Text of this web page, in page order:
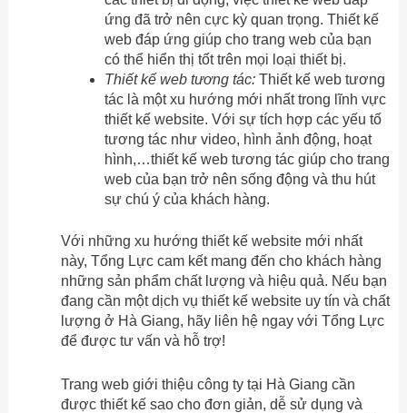
ứng đã trở nên cực kỳ quan trọng. Thiết kế
web đáp ứng giúp cho trang web của bạn
có thể hiển thị tốt trên mọi loại thiết bị.
Thiết kế web tương tác:Thiết kế web tương
tác là một xu hướng mới nhất trong lĩnh vực
thiết kế website. Với sự tích hợp các yếu tố
tương tác như video, hình ảnh động, hoạt
hình,…thiết kế web tương tác giúp cho trang
web của bạn trở nên sống động và thu hút
sự chú ý của khách hàng.
Với những xu hướng thiết kế website mới nhất
này, Tổng Lực cam kết mang đến cho khách hàng
những sản phẩm chất lượng và hiệu quả. Nếu bạn
đang cần một dịch vụ thiết kế website uy tín và chất
lượng ở Hà Giang, hãy liên hệ ngay với Tổng Lực
để được tư vấn và hỗ trợ!
Trang web giới thiệu công ty tại Hà Giang cần
được thiết kế sao cho đơn giản, dễ sử dụng và